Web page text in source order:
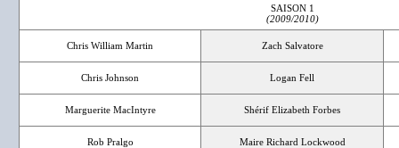
SAISON 1
(2009/2010)
Chris William Martin Zach Salvatore
Chris Johnson Logan Fell
Marguerite MacIntyre Shérif Elizabeth Forbes
Rob Pralgo Maire Richard Lockwood